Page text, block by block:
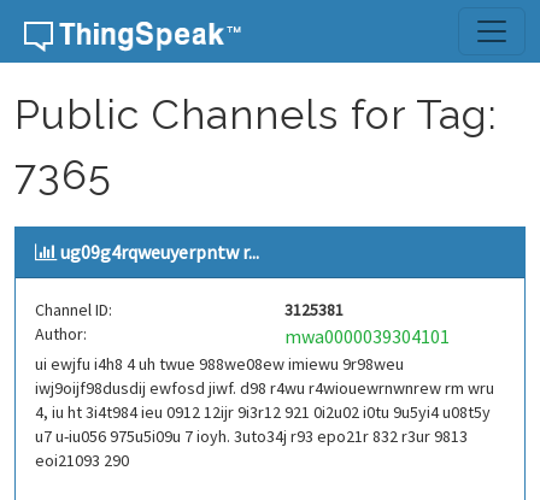
Skip to content
Public Channels for Tag:
7365
ug09g4rqweuyerpntw r...
Channel ID:
3125381
Author:
mwa0000039304101
ui ewjfu i4h8 4 uh twue 988we08ew imiewu 9r98weu
iwj9oijf98dusdij ewfosd jiwf. d98 r4wu r4wiouewrnwnrew rm wru
4, iu ht 3i4t984 ieu 0912 12ijr 9i3r12 921 0i2u02 i0tu 9u5yi4 u08t5y
u7 u-iu056 975u5i09u 7 ioyh. 3uto34j r93 epo21r 832 r3ur 9813
eoi21093 290